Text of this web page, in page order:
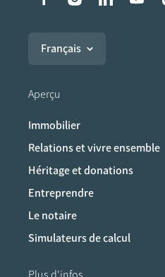
Français
Aperçu
Immobilier
Relations et vivre ensemble
Héritage et donations
Entreprendre
Le notaire
Simulateurs de calcul